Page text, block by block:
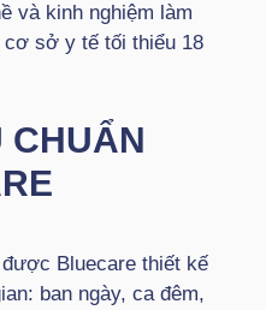
và kinh nghiệm làm
sở y tế tối thiểu 18
CHUẨN
Bluecare thiết kế
ban ngày, ca đêm,